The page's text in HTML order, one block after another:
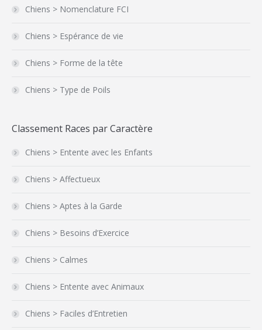
Chiens > Nomenclature FCI
Chiens > Espérance de vie
Chiens > Forme de la tête
Chiens > Type de Poils
Classement Races par Caractère
Chiens > Entente avec les Enfants
Chiens > Affectueux
Chiens > Aptes à la Garde
Chiens > Besoins d’Exercice
Chiens > Calmes
Chiens > Entente avec Animaux
Chiens > Faciles d’Entretien